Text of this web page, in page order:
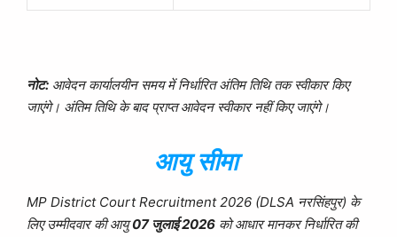
नोट: आवेदन कार्यालयीन समय में निर्धारित अंतिम तिथि तक स्वीकार किए
जाएंगे। अंतिम तिथि के बाद प्राप्त आवेदन स्वीकार नहीं किए जाएंगे।
आयु सीमा
MP District Court Recruitment 2026 (DLSA नरसिंहपुर) के
लिए उम्मीदवार की आयु07 जुलाई 2026 को आधार मानकर निर्धारित की